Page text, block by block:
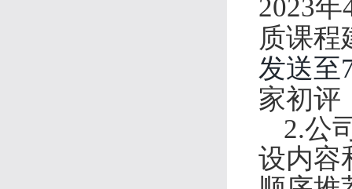
2023
质课程
发送至
家初评
2.公
设内容